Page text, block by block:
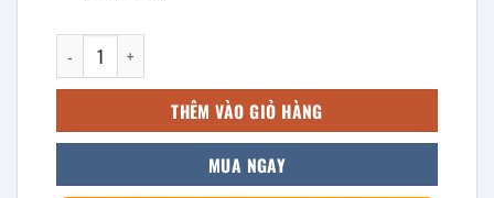
Thùng đá âm bàn có khay topping 900x700x800mm số lượng
THÊM VÀO GIỎ HÀNG
MUA NGAY